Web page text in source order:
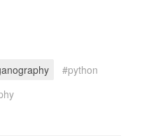
python